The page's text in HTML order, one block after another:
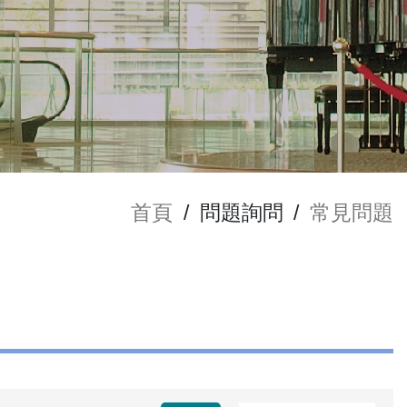
首頁 / 問題詢問 / 常見問題